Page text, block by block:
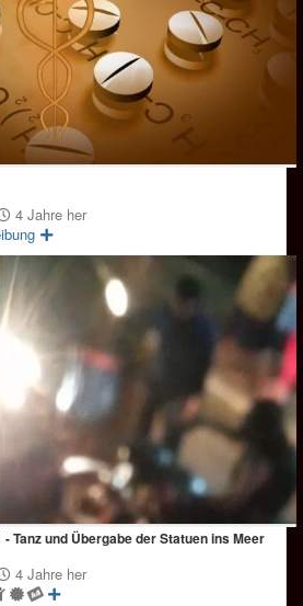
4 Jahre her
Tanz und Übergabe der Statuen ins Meer
4 Jahre her